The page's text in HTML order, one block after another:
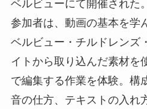
参加者は、動画の基本を学
ベルビュー・チルドレンズ
イトから取り込んだ素材を
で編集する作業を体験。構
音の仕方、テキストの入れ